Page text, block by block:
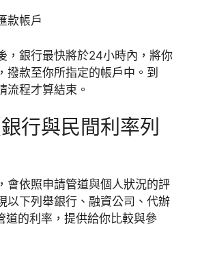
款帳戶
，銀行最快將於24小時內，將你
撥款至你所指定的帳戶中。到
流程才算結束。
行與民間利率列
會依照申請管道與個人狀況的評
以下列舉銀行、融資公司、代辦
道的利率，提供給你比較與參